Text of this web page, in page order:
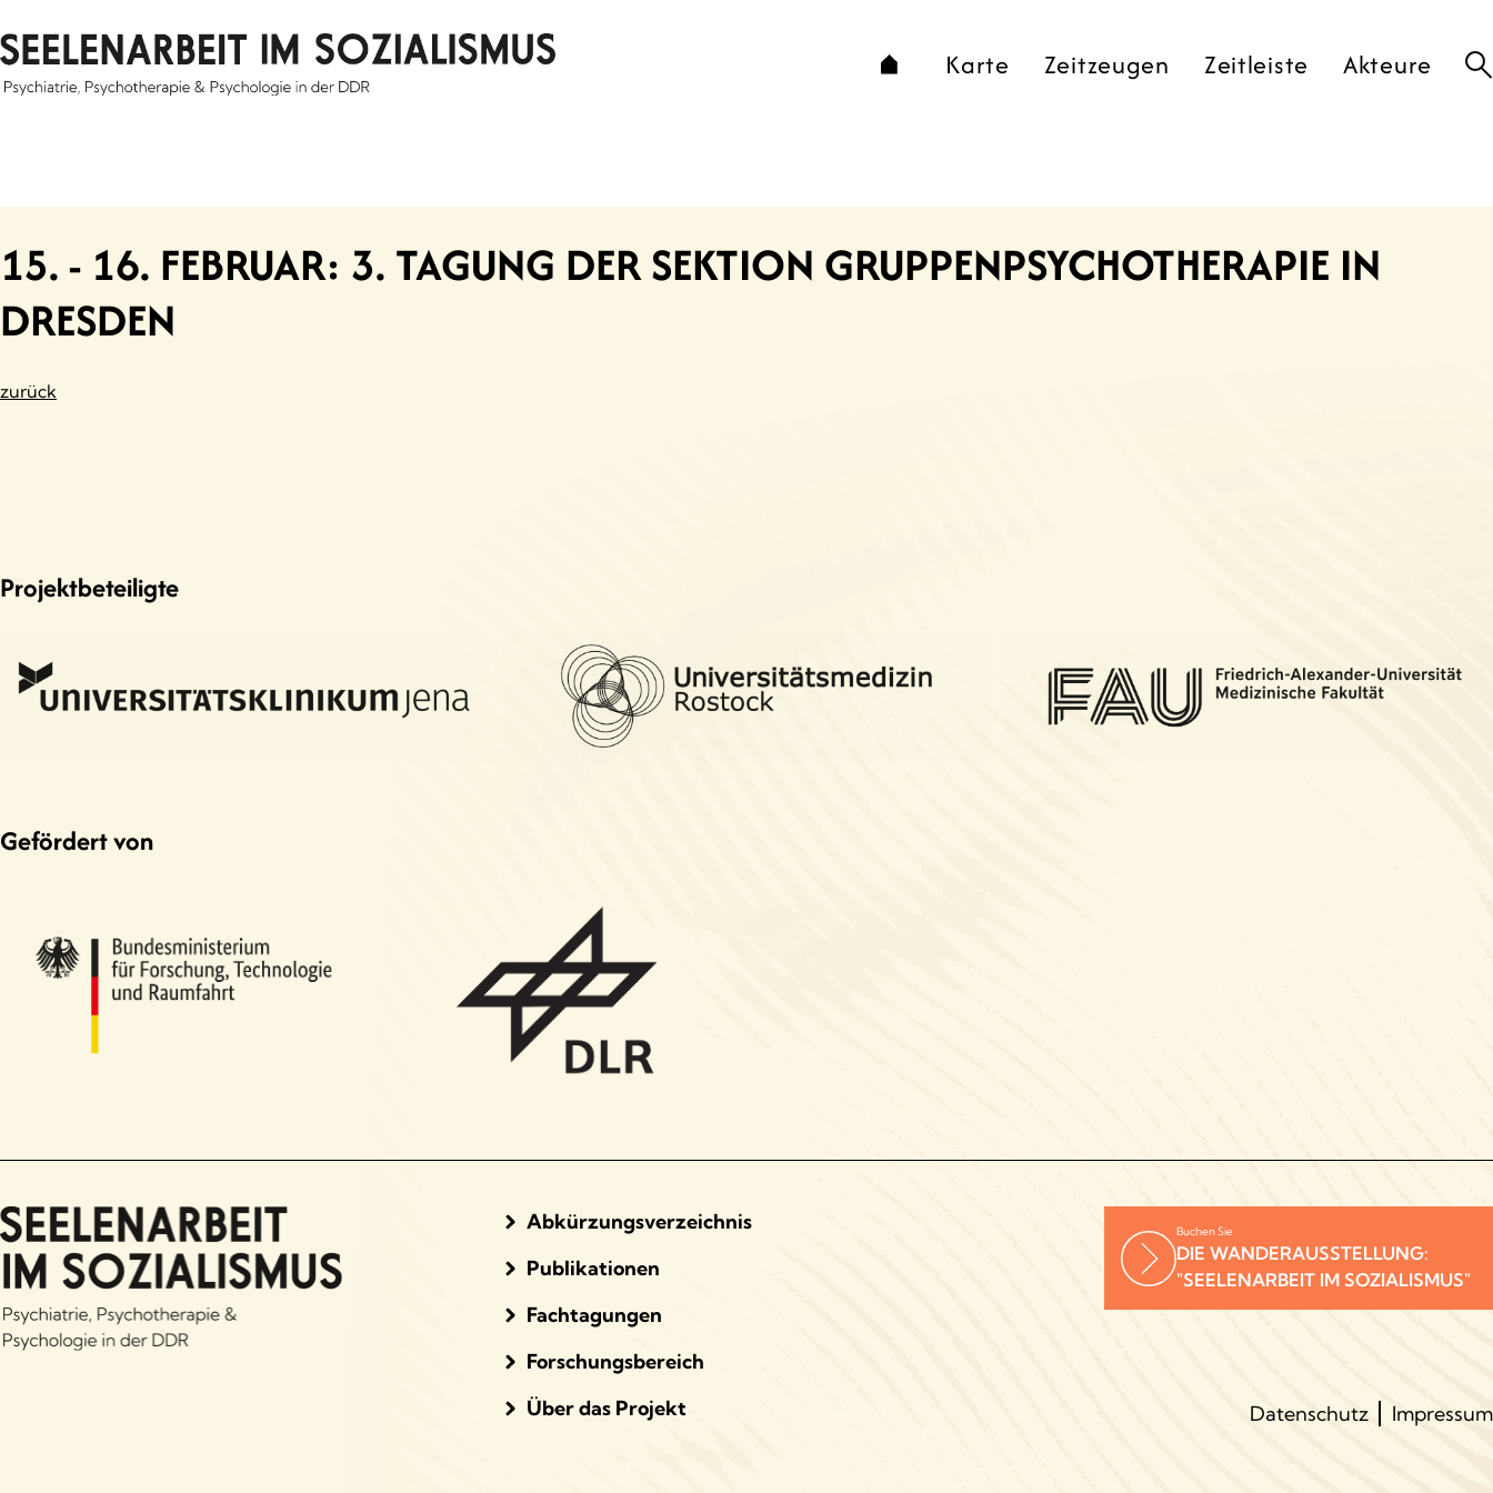
to
content
Karte Zeitzeugen Zeitleiste Akteure
15. - 16. FEBRUAR: 3. TAGUNG DER SEKTION GRUPPENPSYCHOTHERAPIE IN
DRESDEN
zurück
Projektbeteiligte
Gefördert von
Abkürzungsverzeichnis
Publikationen
Fachtagungen
Forschungsbereich
Über das Projekt
Buchen Sie
DIE WANDERAUSSTELLUNG:
"SEELENARBEIT IM SOZIALISMUS"
Datenschutz Impressum